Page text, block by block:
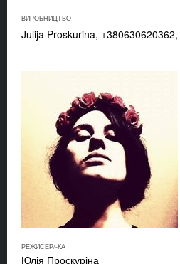
ВИРОБНИЦТВО
Julija Proskurina, +380630620362,
РЕЖИСЕР/-КА
Юлія Проскуріна